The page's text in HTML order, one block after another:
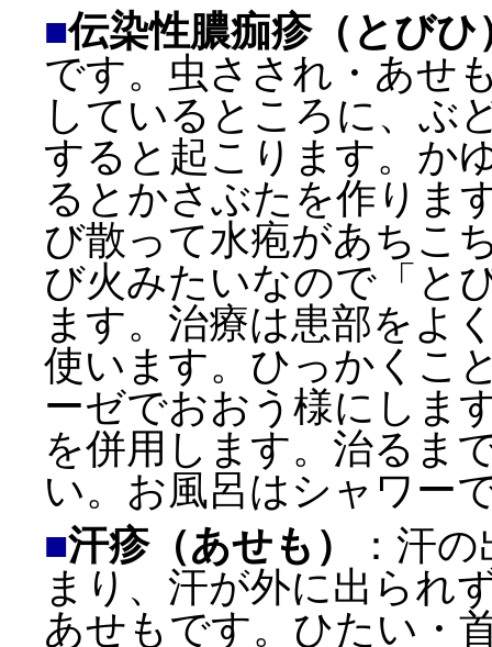
■伝染性膿痂疹（とびひ
です。虫さされ・あせ
しているところに、ぶ
すると起こります。か
るとかさぶたを作りま
び散って水疱があちこ
び火みたいなので「と
ます。治療は患部をよ
使います。ひっかくこ
ーゼでおおう様にしま
を併用します。治るま
い。お風呂はシャワー
■汗疹（あせも）
：汗
まり、汗が外に出られ
あせもです。ひたい・